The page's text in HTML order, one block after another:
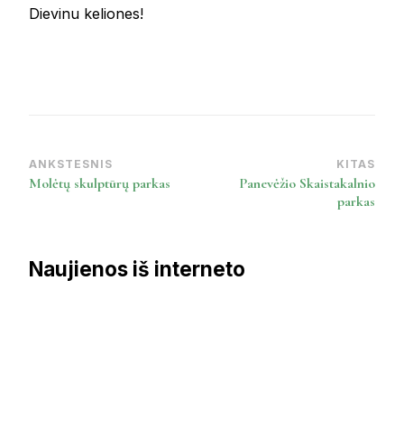
Dievinu keliones!
Post
Navigation
ANKSTESNIS
Molėtų skulptūrų parkas
KITAS
Panevėžio Skaistakalnio
parkas
Naujienos iš interneto